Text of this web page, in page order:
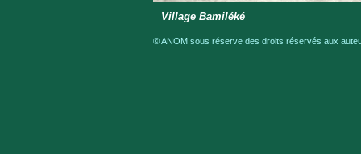
Village Bamiléké
© ANOM sous réserve des droits réservés aux